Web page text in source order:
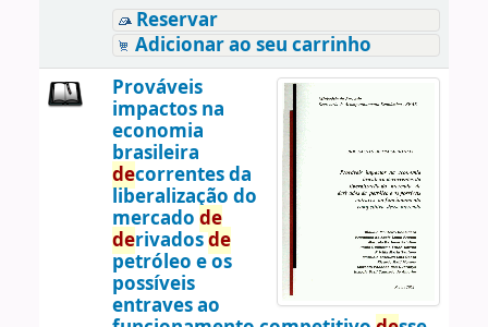
Reservar
Adicionar ao seu carrinho
Prováveis
impactos na
economia
brasileira
decorrentes da
liberalização do
mercado de
derivadosde
petróleo e os
possíveis
entraves ao